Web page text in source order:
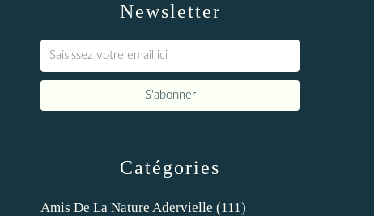
Newsletter
Catégories
Amis De La Nature Adervielle (111)